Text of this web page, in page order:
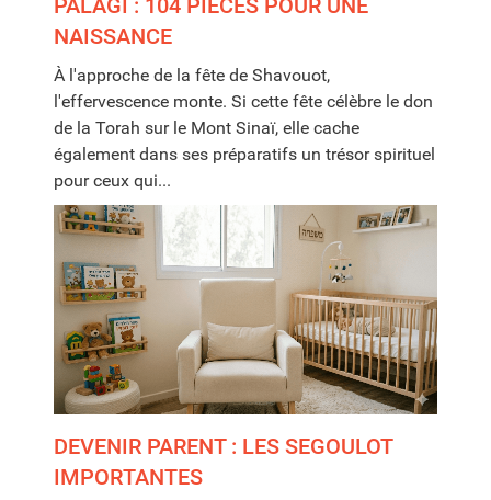
PALAGI : 104 PIÈCES POUR UNE
NAISSANCE
À l'approche de la fête de Shavouot,
l'effervescence monte. Si cette fête célèbre le don
de la Torah sur le Mont Sinaï, elle cache
également dans ses préparatifs un trésor spirituel
pour ceux qui...
DEVENIR PARENT : LES SEGOULOT
IMPORTANTES